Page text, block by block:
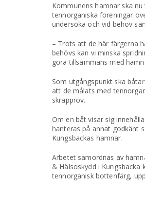
Kommunens hamnar ska
tennorganiska föreningar
undersöka och vid behov
– Trots att de här färgerna
behövs kan vi minska
göra tillsammans med
Som utgångspunkt ska
att de målats med
skrapprov.
Om en båt visar sig
hanteras på annat godkänt
Kungsbackas hamnar.
Arbetet samordnas av
& Hälsoskydd i
tennorganisk bottenfärg,